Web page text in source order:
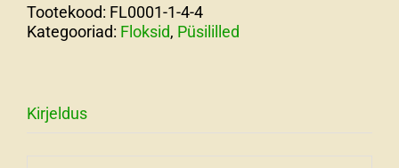
Tootekood: FL0001-1-4-4
Kategooriad: Floksid, Püsililled
Kirjeldus